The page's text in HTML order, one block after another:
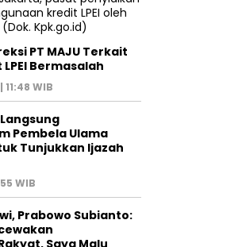
PT MAJU Terkait
Bermasalah
WIB
Pembela Ulama
Tunjukkan Ijazah
WIB
Prabowo Subianto:
Saya Malu